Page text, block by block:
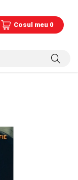
Cosul meu 0